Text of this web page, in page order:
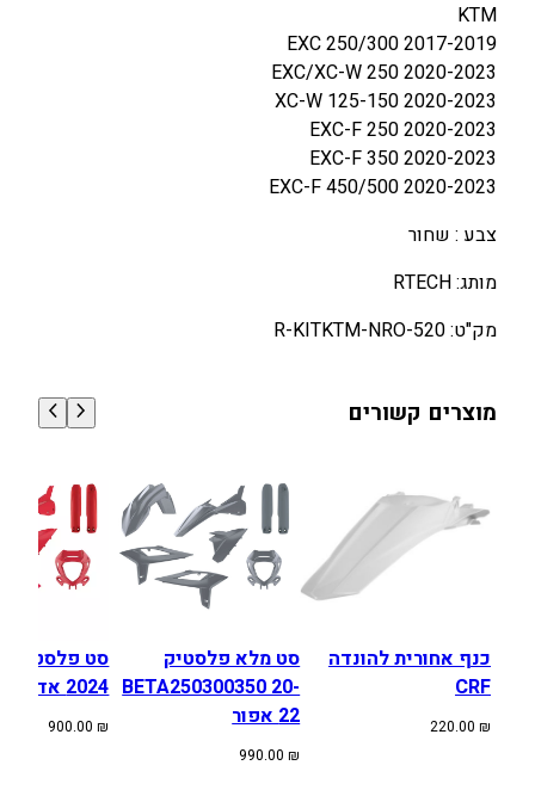
.
0
0
₪
.
0
0
₪
M
E
X
C
/
E
X
-
F
0
3
KTM
EXC 250/300 2017-2019
EXC/XC-W 250 2020-2023
XC-W 125-150 2020-2023
EXC-F 250 2020-2023
EXC-F 350 2020-2023
EXC-F 450/500 2020-2023
צבע : שחור
מותג: RTECH
מק"ט: R-KITKTM-NRO-520
מוצרים קשורים
כנף אחורית להונדה
CRF
220.00 ₪
סט מלא פלסטיק
BETA250300350 20-
22 אפור
990.00₪
2024 אדום
900.00₪